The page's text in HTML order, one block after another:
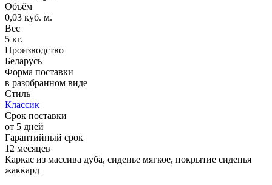
Объём
0,03 куб. м.
Вес
5 кг.
Производство
Беларусь
Форма поставки
в разобранном виде
Стиль
Классик
Срок поставки
от 5 дней
Гарантийный срок
12 месяцев
Каркас из массива дуба, сиденье мягкое, покрытие сиденья
жаккард